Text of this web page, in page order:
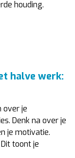
houding.
halve werk:
over je
Denk na over je
je motivatie.
toont je